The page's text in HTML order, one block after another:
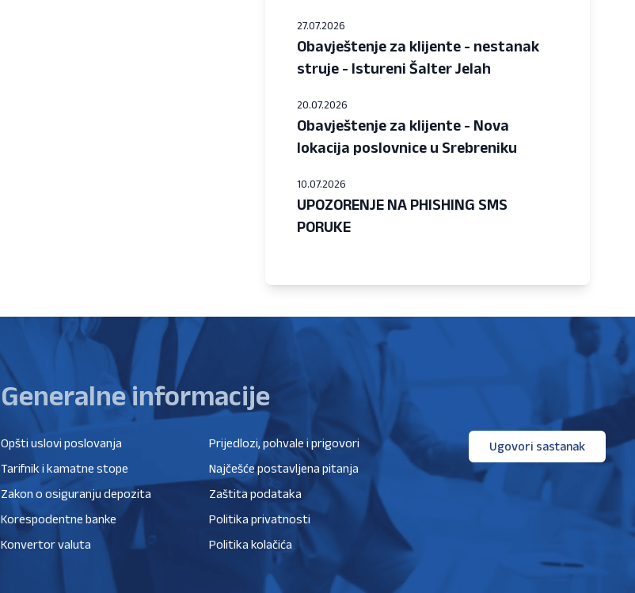
27.07.2026
Obavještenje za klijente - nestanak
struje - Istureni Šalter Jelah
20.07.2026
Obavještenje za klijente - Nova
lokacija poslovnice u Srebreniku
10.07.2026
UPOZORENJE NA PHISHING SMS
PORUKE
Generalne informacije
Opšti uslovi poslovanja
Tarifnik i kamatne stope
Zakon o osiguranju depozita
Korespodentne banke
Konvertor valuta
Prijedlozi, pohvale i prigovori
Najčešće postavljena pitanja
Zaštita podataka
Politika privatnosti
Politika kolačića
Ugovori sastanak